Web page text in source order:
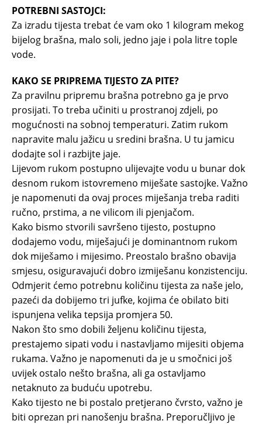
POTREBNI SASTOJCI:
Za izradu tijesta trebat će vam oko 1 kilogram mekog
bijelog brašna, malo soli, jedno jaje i pola litre tople
vode.
KAKO SE PRIPREMA TIJESTO ZA PITE?
Za pravilnu pripremu brašna potrebno ga je prvo
prosijati. To treba učiniti u prostranoj zdjeli, po
mogućnosti na sobnoj temperaturi. Zatim rukom
napravite malu jažicu u sredini brašna. U tu jamicu
dodajte sol i razbijte jaje.
Lijevom rukom postupno ulijevajte vodu u bunar dok
desnom rukom istovremeno miješate sastojke. Važno
je napomenuti da ovaj proces miješanja treba raditi
ručno, prstima, a ne vilicom ili pjenjačom.
Kako bismo stvorili savršeno tijesto, postupno
dodajemo vodu, miješajući je dominantnom rukom
dok miješamo i mijesimo. Preostalo brašno obavija
smjesu, osiguravajući dobro izmiješanu konzistenciju.
Odmjerit ćemo potrebnu količinu tijesta za naše jelo,
pazeći da dobijemo tri jufke, kojima će obilato biti
ispunjena velika tepsija promjera 50.
Nakon što smo dobili željenu količinu tijesta,
prestajemo sipati vodu i nastavljamo mijesiti objema
rukama. Važno je napomenuti da je u smočnici još
uvijek ostalo nešto brašna, ali ga ostavljamo
netaknuto za buduću upotrebu.
Kako tijesto ne bi postalo pretjerano čvrsto, važno je
biti oprezan pri nanošenju brašna. Preporučljivo je